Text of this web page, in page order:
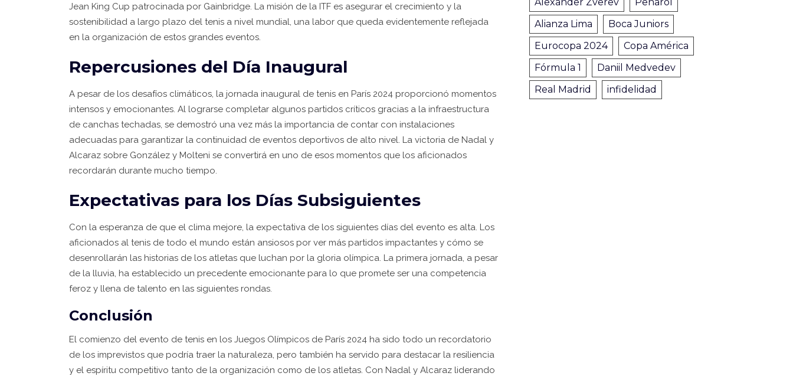
Jean King Cup patrocinada por Gainbridge. La misión de la ITF es asegurar el crecimiento y la
sostenibilidad a largo plazo del tenis a nivel mundial, una labor que queda evidentemente reflejada
en la organización de estos grandes eventos.
Repercusiones del Día Inaugural
A pesar de los desafíos climáticos, la jornada inaugural de tenis en París 2024 proporcionó momentos
intensos y emocionantes. Al lograrse completar algunos partidos críticos gracias a la infraestructura
de canchas techadas, se demostró una vez más la importancia de contar con instalaciones
adecuadas para garantizar la continuidad de eventos deportivos de alto nivel. La victoria de Nadal y
Alcaraz sobre González y Molteni se convertirá en uno de esos momentos que los aficionados
recordarán durante mucho tiempo.
Expectativas para los Días Subsiguientes
Con la esperanza de que el clima mejore, la expectativa de los siguientes días del evento es alta. Los
aficionados al tenis de todo el mundo están ansiosos por ver más partidos impactantes y cómo se
desenrollarán las historias de los atletas que luchan por la gloria olímpica. La primera jornada, a pesar
de la lluvia, ha establecido un precedente emocionante para lo que promete ser una competencia
feroz y llena de talento en las siguientes rondas.
Conclusión
El comienzo del evento de tenis en los Juegos Olímpicos de París 2024 ha sido todo un recordatorio
de los imprevistos que podría traer la naturaleza, pero también ha servido para destacar la resiliencia
y el espíritu competitivo tanto de la organización como de los atletas. Con Nadal y Alcaraz liderando
Alianza Lima
Boca Juniors
Eurocopa 2024
Copa América
Fórmula 1
Daniil Medvedev
Real Madrid
infidelidad